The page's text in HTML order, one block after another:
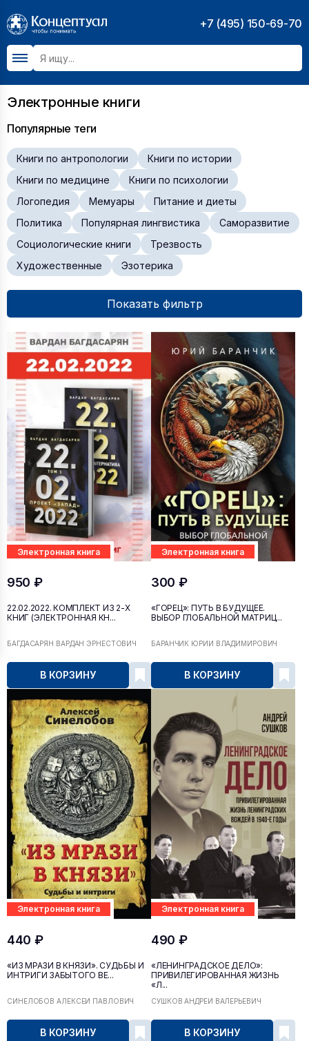
+7 (495) 150-69-70
Электронные книги
Популярные теги
Книги по антропологии
Книги по истории
Книги по медицине
Книги по психологии
Логопедия
Мемуары
Питание и диеты
Политика
Популярная лингвистика
Саморазвитие
Социологические книги
Трезвость
Художественные
Эзотерика
Показать фильтр
Электронная книга
950 ₽
22.02.2022. КОМПЛЕКТ ИЗ 2-Х
КНИГ (ЭЛЕКТРОННАЯ КН...
БАГДАСАРЯН ВАРДАН ЭРНЕСТОВИЧ
В КОРЗИНУ
Электронная книга
300 ₽
«ГОРЕЦ»: ПУТЬ В БУДУЩЕЕ.
ВЫБОР ГЛОБАЛЬНОЙ МАТРИЦ...
БАРАНЧИК ЮРИЙ ВЛАДИМИРОВИЧ
В КОРЗИНУ
Электронная книга
440 ₽
«ИЗ МРАЗИ В КНЯЗИ». СУДЬБЫ И
ИНТРИГИ ЗАБЫТОГО ВЕ...
СИНЕЛОБОВ АЛЕКСЕЙ ПАВЛОВИЧ
В КОРЗИНУ
Электронная книга
490 ₽
«ЛЕНИНГРАДСКОЕ ДЕЛО»:
ПРИВИЛЕГИРОВАННАЯ ЖИЗНЬ
«Л...
СУШКОВ АНДРЕЙ ВАЛЕРЬЕВИЧ
В КОРЗИНУ